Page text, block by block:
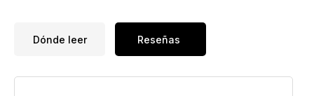
Dónde leer Reseñas